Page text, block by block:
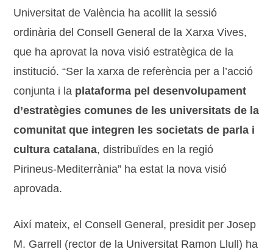
Universitat de València ha acollit la sessió
ordinària del Consell General de la Xarxa Vives,
que ha aprovat la nova visió estratègica de la
institució. “Ser la xarxa de referència per a l’acció
conjunta i la plataforma pel desenvolupament
d’estratègies comunes de les universitats de la
comunitat que integren les societats de parla i
cultura catalana, distribuïdes en la regió
Pirineus-Mediterrània” ha estat la nova visió
aprovada.
Així mateix, el Consell General, presidit per Josep
M. Garrell (rector de la Universitat Ramon Llull) ha